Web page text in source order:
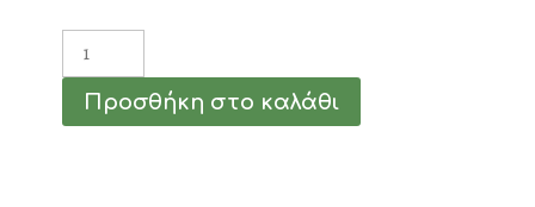
Scrub
Strawberry
Προσθήκη στο καλάθι